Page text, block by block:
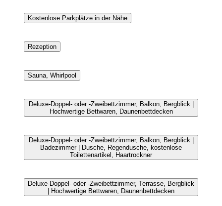
Kostenlose Parkplätze in der Nähe
Rezeption
Sauna, Whirlpool
Deluxe-Doppel- oder -Zweibettzimmer, Balkon, Bergblick |
Hochwertige Bettwaren, Daunenbettdecken
Deluxe-Doppel- oder -Zweibettzimmer, Balkon, Bergblick |
Badezimmer | Dusche, Regendusche, kostenlose
Toilettenartikel, Haartrockner
Deluxe-Doppel- oder -Zweibettzimmer, Terrasse, Bergblick
| Hochwertige Bettwaren, Daunenbettdecken